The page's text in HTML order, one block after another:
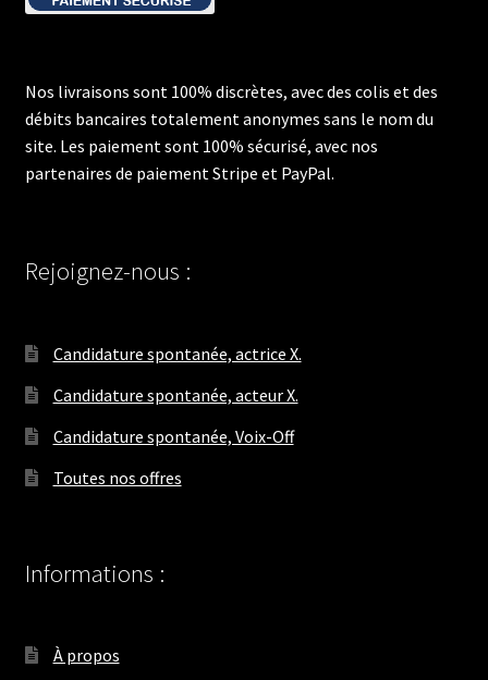
Nos livraisons sont 100% discrètes, avec des colis et des
débits bancaires totalement anonymes sans le nom du
site. Les paiement sont 100% sécurisé, avec nos
partenaires de paiement Stripe et PayPal.
Rejoignez-nous :
Candidature spontanée, actrice X.
Candidature spontanée, acteur X.
Candidature spontanée, Voix-Off
Toutes nos offres
Informations :
À propos